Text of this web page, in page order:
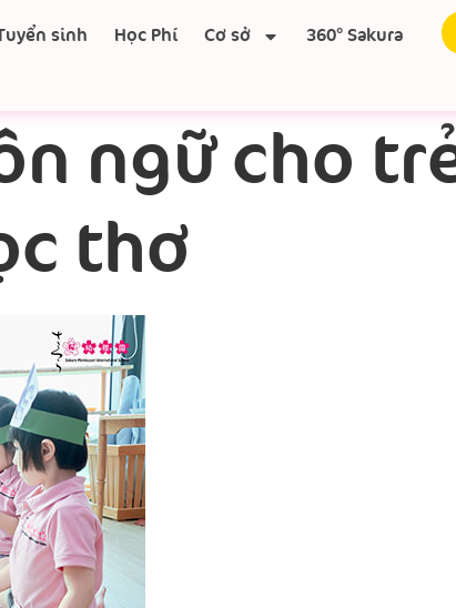
sinh Học Phí Cơ sở 360° Sakura
ngữ cho
thơ